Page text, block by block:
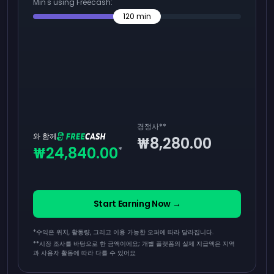
Min's using Freecash:
120 min
와 함께
₩24,840.00*
경쟁사**
₩8,280.00
Start Earning Now →
*수익은 위치, 활동량, 그리고 이용 가능한 오퍼에 따라 달라집니다.
**시장 조사를 바탕으로 한 금액이에요; 개별 플랫폼의 실제 지급액은 지역
과 사용자 활동에 따라 다를 수 있어요